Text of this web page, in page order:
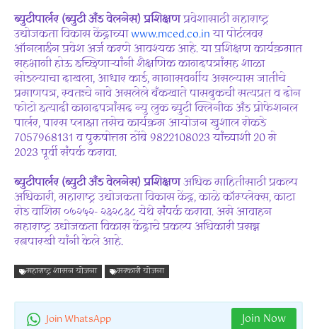
ब्युटीपार्लर (ब्युटी अँड वेलनेस) प्रशिक्षणप्रवेशासाठी महाराष्ट्र
उद्योजकता विकास केंद्राच्याwww.mced.co.inया पोर्टलवर
ऑनलाईन प्रवेश अर्ज करणे आवश्यक आहे. या प्रशिक्षण कार्यक्रमात
सहभागी होऊ इच्छिणाऱ्यांनी शैक्षणिक कागदपत्रांसह शाळा
सोडल्याचा दाखला, आधार कार्ड, मागासवर्गीय असल्यास जातीचे
प्रमाणपत्र, स्वतःचे नावे असलेले बँकखाते पासबुकची सत्यप्रत व दोन
फोटो इत्यादी कागदपत्रांसद न्यु लुक ब्युटी क्लिनीक अँड प्रोफेशनल
पार्लर, पारस प्लाझा तसेच कार्यक्रम आयोजन खुशाल रोकडे
7057968131 व पुरुषोत्तम ठोंबे 9822108023 यांच्याशी 20 मे
2023 पूर्वी संपर्क करावा.
ब्युटीपार्लर (ब्युटी अँड वेलनेस) प्रशिक्षणअधिक माहितीसाठी प्रकल्प
अधिकारी, महाराष्ट्र उद्योजकता विकास केंद्र, काळे कॉम्प्लेक्स, काटा
रोड वाशिम ०७२५२- २३२८३८ येथे संपर्क करावा. असे आवाहन
महाराष्ट्र उद्योजकता विकास केंद्राचे प्रकल्प अधिकारी प्रसन्न
रत्नपारखी यांनी केले आहे.
महाराष्ट्र शासन योजना सरकारी योजना
Join WhatsApp Join Now